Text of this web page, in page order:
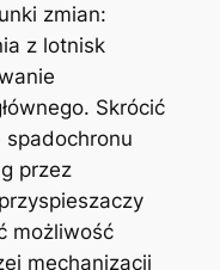
zmian:
z lotnisk
Skrócić
przez
możliwość
mechanizacji